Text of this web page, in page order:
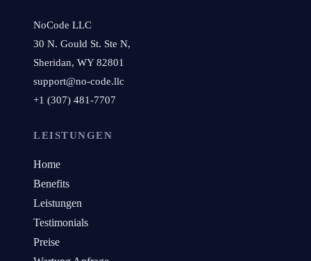
NoCode LLC
30 N. Gould St. Ste N,
Sheridan, WY 82801
support@no-code.llc
+1 (307) 481-7707
LEISTUNGEN
Home
Benefits
Leistungen
Testimonials
Preise